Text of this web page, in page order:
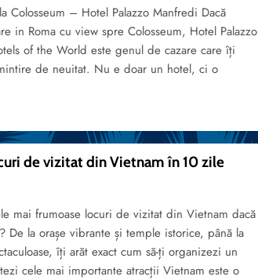
Colosseum – Hotel Palazzo Manfredi Dacă
in Roma cu view spre Colosseum, Hotel Palazzo
of the World este genul de cazare care îți
de neuitat. Nu e doar un hotel, ci o
de vizitat din Vietnam în 10 zile
mai frumoase locuri de vizitat din Vietnam dacă
De la orașe vibrante și temple istorice, până la
îți arăt exact cum să-ți organizezi un
cele mai importante atracții Vietnam este o